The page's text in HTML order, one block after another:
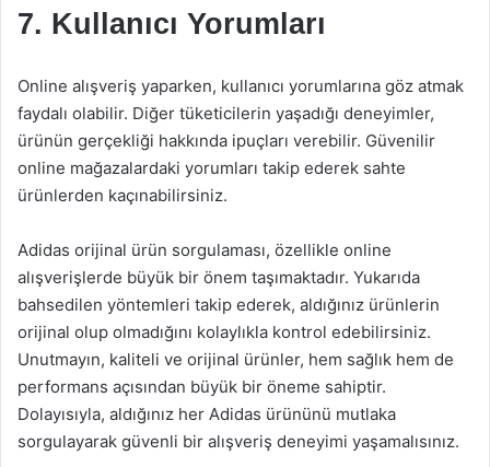
7. Kullanıcı Yorumları
Online alışveriş yaparken, kullanıcı yorumlarına göz atmak
faydalı olabilir. Diğer tüketicilerin yaşadığı deneyimler,
ürünün gerçekliği hakkında ipuçları verebilir. Güvenilir
online mağazalardaki yorumları takip ederek sahte
ürünlerden kaçınabilirsiniz.
Adidas orijinal ürün sorgulaması, özellikle online
alışverişlerde büyük bir önem taşımaktadır. Yukarıda
bahsedilen yöntemleri takip ederek, aldığınız ürünlerin
orijinal olup olmadığını kolaylıkla kontrol edebilirsiniz.
Unutmayın, kaliteli ve orijinal ürünler, hem sağlık hem de
performans açısından büyük bir öneme sahiptir.
Dolayısıyla, aldığınız her Adidas ürününü mutlaka
sorgulayarak güvenli bir alışveriş deneyimi yaşamalısınız.